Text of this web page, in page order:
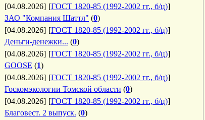
[04.08.2026] [ГОСТ 1820-85 (1992-2002 гг., б/ц)]
ЗАО "Компания Шаттл" (0)
[04.08.2026] [ГОСТ 1820-85 (1992-2002 гг., б/ц)]
Деньги-денежки... (0)
[04.08.2026] [ГОСТ 1820-85 (1992-2002 гг., б/ц)]
GOOSE (1)
[04.08.2026] [ГОСТ 1820-85 (1992-2002 гг., б/ц)]
Госкомэкологии Томской области (0)
[04.08.2026] [ГОСТ 1820-85 (1992-2002 гг., б/ц)]
Благовест. 2 выпуск. (0)